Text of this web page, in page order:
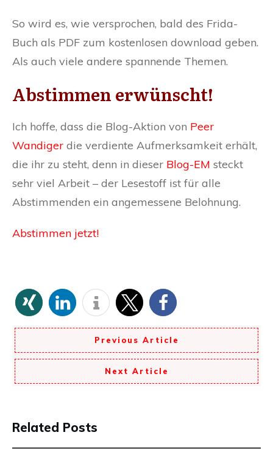
So wird es, wie versprochen, bald des Frida-
Buch als PDF zum kostenlosen download geben.
Als auch viele andere spannende Themen.
Abstimmen erwünscht!
Ich hoffe, dass die Blog-Aktion von Peer
Wandiger die verdiente Aufmerksamkeit erhält,
die ihr zu steht, denn in dieser Blog-EM steckt
sehr viel Arbeit – der Lesestoff ist für alle
Abstimmenden ein angemessene Belohnung.
Abstimmen jetzt!
Previous Article
Next Article
Related Posts